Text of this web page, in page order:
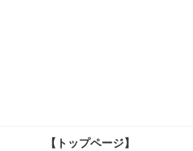
【トップページ】